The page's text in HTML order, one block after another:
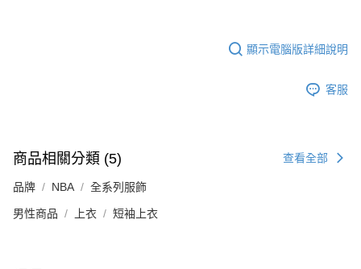
顯示電腦版詳細說明
客服
商品相關分類 (5) 查看全部
品牌 NBA 全系列服飾
男性商品 上衣 短袖上衣